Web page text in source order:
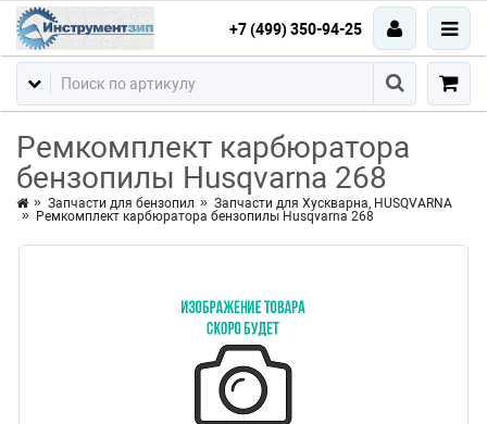
+7 (499) 350-94-25
Ремкомплект карбюратора
бензопилы Husqvarna 268
Запчасти для бензопил
Запчасти для Хускварна, HUSQVARNA
Ремкомплект карбюратора бензопилы Husqvarna 268